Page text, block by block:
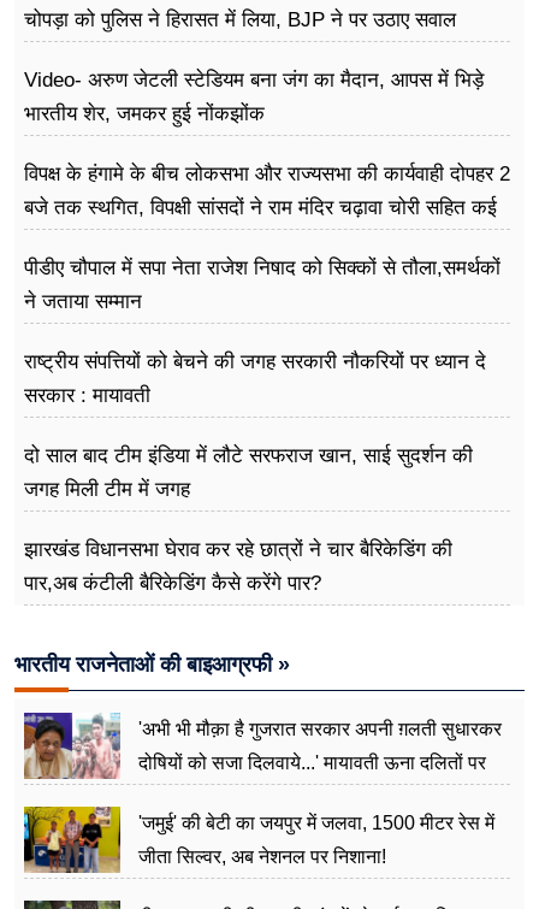
चोपड़ा को पुलिस ने हिरासत में लिया, BJP ने पर उठाए सवाल
Video- अरुण जेटली स्टेडियम बना जंग का मैदान, आपस में भिड़े
भारतीय शेर, जमकर हुई नोंकझोंक
विपक्ष के हंगामे के बीच लोकसभा और राज्यसभा की कार्यवाही दोपहर 2
बजे तक स्थगित, विपक्षी सांसदों ने राम मंदिर चढ़ावा चोरी सहित कई
पीडीए चौपाल में सपा नेता राजेश निषाद को सिक्कों से तौला,समर्थकों
ने जताया सम्मान
राष्ट्रीय संपत्तियों को बेचने की जगह सरकारी नौकरियों पर ध्यान दे
सरकार : मायावती
दो साल बाद टीम इंडिया में लौटे सरफराज खान, साई सुदर्शन की
जगह मिली टीम में जगह
झारखंड विधानसभा घेराव कर रहे छात्रों ने चार बैरिकेडिंग की
पार,अब कंटीली बैरिकेडिंग कैसे करेंगे पार?
भारतीय राजनेताओं की बाइआग्रफी »
'अभी भी मौक़ा है गुजरात सरकार अपनी ग़लती सुधारकर
दोषियों को सजा दिलवाये...' मायावती ऊना दलितों पर
'जमुई' की बेटी का जयपुर में जलवा, 1500 मीटर रेस में
जीता सिल्वर, अब नेशनल पर निशाना!